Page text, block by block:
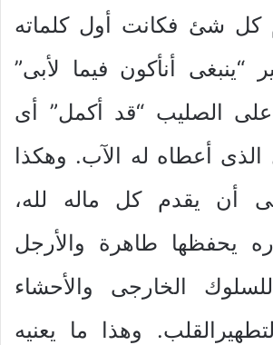
كل شئ فكانت أول كلماته
“ينبغى أنأكون فيما لأبى”
على الصليب “قد أكمل” أى
الذى أعطاه له الآب. وهكذا
أن يقدم كل ماله لله،
يحفظها طاهرة والأرجل
الخارجى والأحشاء
وهذا ما يعنيه